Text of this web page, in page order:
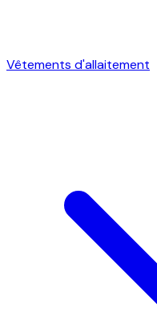
Vêtements d'allaitement